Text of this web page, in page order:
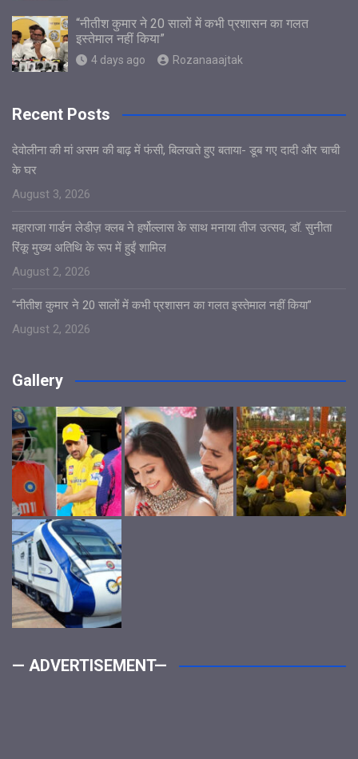
“नीतीश कुमार ने 20 सालों में कभी प्रशासन का गलत
इस्तेमाल नहीं किया”
4 days ago Rozanaaajtak
Recent Posts
देवोलीना की मां असम की बाढ़ में फंसी, बिलखते हुए बताया- डूब गए दादी और चाची
के घर
August 3, 2026
महाराजा गार्डन लेडीज़ क्लब ने हर्षोल्लास के साथ मनाया तीज उत्सव, डॉ. सुनीता
रिंकू मुख्य अतिथि के रूप में हुईं शामिल
August 2, 2026
“नीतीश कुमार ने 20 सालों में कभी प्रशासन का गलत इस्तेमाल नहीं किया”
August 2, 2026
Gallery
— ADVERTISEMENT—